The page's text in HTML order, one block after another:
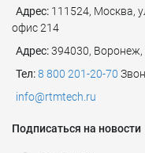
Адрес: 111524, Москва,
офис 214
Адрес:394030,
Тел:8 800 201-20-70
info@rtmtech.ru
Подписаться на новости